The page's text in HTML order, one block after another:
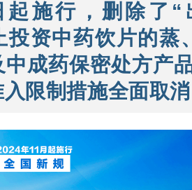
起施行，删除了
投资中药饮片的蒸
中成药保密处方产
限制措施全面取